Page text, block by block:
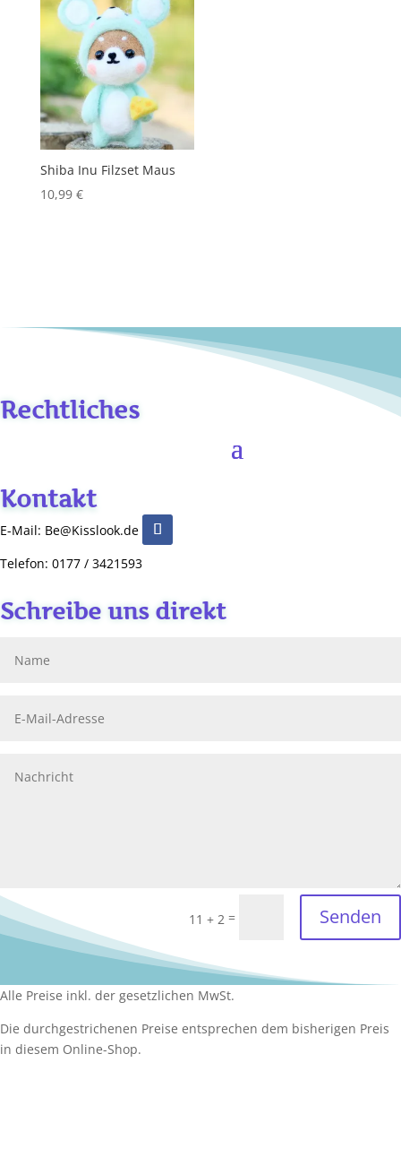
Shiba Inu Filzset Maus
10,99 €
Rechtliches
Kontakt
E-Mail: Be@Kisslook.de
Telefon: 0177 / 3421593
Schreibe uns direkt
11 + 2 = Senden
Alle Preise inkl. der gesetzlichen MwSt.
Die durchgestrichenen Preise entsprechen dem bisherigen Preis
in diesem Online-Shop.